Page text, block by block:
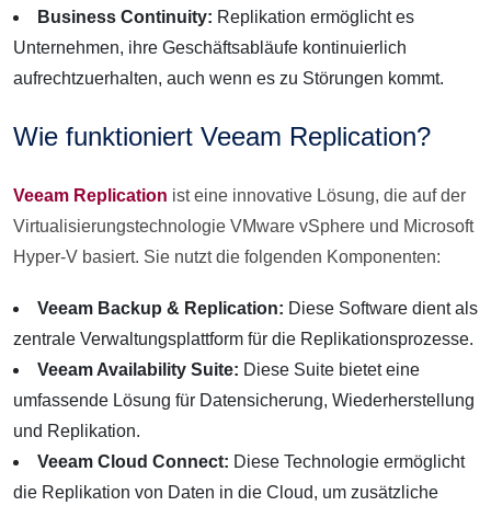
Business Continuity: Replikation ermöglicht es
Unternehmen, ihre Geschäftsabläufe kontinuierlich
aufrechtzuerhalten, auch wenn es zu Störungen kommt.
Wie funktioniert Veeam Replication?
Veeam Replication ist eine innovative Lösung, die auf der
Virtualisierungstechnologie VMware vSphere und Microsoft
Hyper-V basiert. Sie nutzt die folgenden Komponenten:
Veeam Backup & Replication: Diese Software dient als
zentrale Verwaltungsplattform für die Replikationsprozesse.
Veeam Availability Suite: Diese Suite bietet eine
umfassende Lösung für Datensicherung, Wiederherstellung
und Replikation.
Veeam Cloud Connect: Diese Technologie ermöglicht
die Replikation von Daten in die Cloud, um zusätzliche